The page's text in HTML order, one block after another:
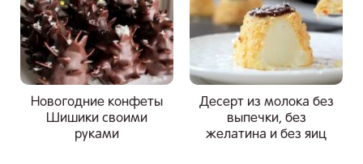
Новогодние конфеты
Шишики своими
руками
Десерт из молока без
выпечки, без
желатина и без яиц